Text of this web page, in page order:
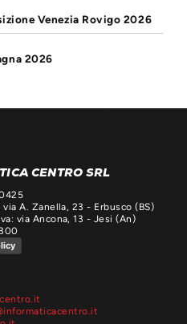
Venezia Rovigo 2026
2026
CENTRO SRL
via A. Zanella, 23 - Erbusco (BS)
via Ancona, 13 - Jesi (An)